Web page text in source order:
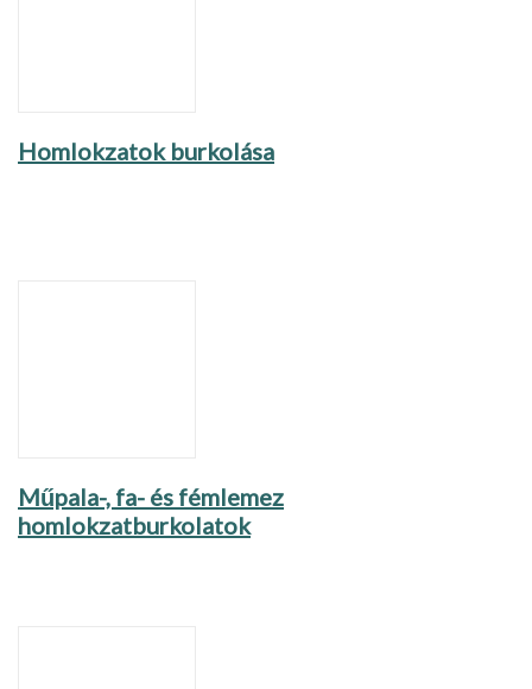
Homlokzatok burkolása
Műpala-, fa- és fémlemez
homlokzatburkolatok